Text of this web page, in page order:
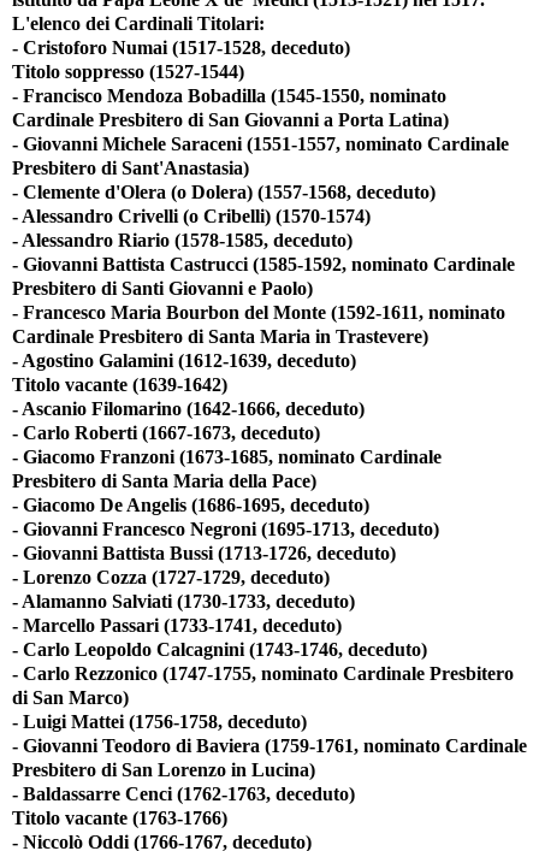
L'elenco dei Cardinali Titolari:
- Cristoforo Numai (1517-1528, deceduto)
Titolo soppresso (1527-1544)
- Francisco Mendoza Bobadilla (1545-1550, nominato
Cardinale Presbitero di San Giovanni a Porta Latina)
- Giovanni Michele Saraceni (1551-1557, nominato Cardinale
Presbitero di Sant'Anastasia)
- Clemente d'Olera (o Dolera) (1557-1568, deceduto)
- Alessandro Crivelli (o Cribelli) (1570-1574)
- Alessandro Riario (1578-1585, deceduto)
- Giovanni Battista Castrucci (1585-1592, nominato Cardinale
Presbitero di Santi Giovanni e Paolo)
- Francesco Maria Bourbon del Monte (1592-1611, nominato
Cardinale Presbitero di Santa Maria in Trastevere)
- Agostino Galamini (1612-1639, deceduto)
Titolo vacante (1639-1642)
- Ascanio Filomarino (1642-1666, deceduto)
- Carlo Roberti (1667-1673, deceduto)
- Giacomo Franzoni (1673-1685, nominato Cardinale
Presbitero di Santa Maria della Pace)
- Giacomo De Angelis (1686-1695, deceduto)
- Giovanni Francesco Negroni (1695-1713, deceduto)
- Giovanni Battista Bussi (1713-1726, deceduto)
- Lorenzo Cozza (1727-1729, deceduto)
- Alamanno Salviati (1730-1733, deceduto)
- Marcello Passari (1733-1741, deceduto)
- Carlo Leopoldo Calcagnini (1743-1746, deceduto)
- Carlo Rezzonico (1747-1755, nominato Cardinale Presbitero
di San Marco)
- Luigi Mattei (1756-1758, deceduto)
- Giovanni Teodoro di Baviera (1759-1761, nominato Cardinale
Presbitero di San Lorenzo in Lucina)
- Baldassarre Cenci (1762-1763, deceduto)
Titolo vacante (1763-1766)
- Niccolò Oddi (1766-1767, deceduto)